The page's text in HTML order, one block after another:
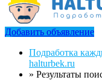
Добавить объявление
Подработка
halturbek.ru
» Результаты